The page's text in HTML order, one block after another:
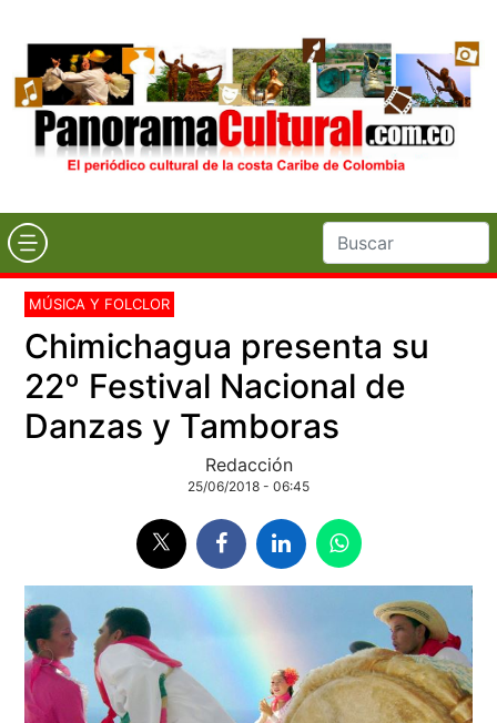
MÚSICA Y FOLCLOR
Chimichagua presenta su
22º Festival Nacional de
Danzas y Tamboras
Redacción
25/06/2018 - 06:45